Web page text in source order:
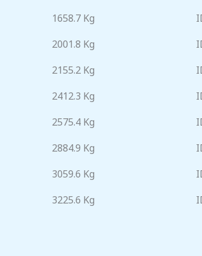
1658.7 Kg
2001.8 Kg
2155.2 Kg
2412.3 Kg
2575.4 Kg
2884.9 Kg
3059.6 Kg
3225.6 Kg